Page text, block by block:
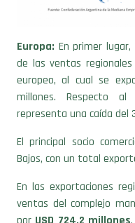
de las ventas
europeo, al cual se
millones. Respecto
representa una caída del
El principal socio
Bajos, con un total
En las exportaciones
ventas del complejo
porUSD 724,2 millones
al continente.